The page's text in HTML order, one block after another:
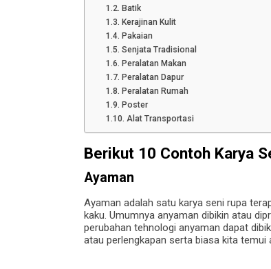
Batik
Kerajinan Kulit
Pakaian
Senjata Tradisional
Peralatan Makan
Peralatan Dapur
Peralatan Rumah
Poster
Alat Transportasi
Berikut 10 Contoh Karya
Ayaman
Ayaman adalah satu karya seni rupa
kaku. Umumnya anyaman dibikin atau
perubahan tehnologi anyaman dapat
atau perlengkapan serta biasa kita temui